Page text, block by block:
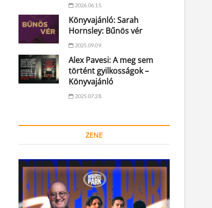
2026.06.15.
Könyvajánló: Sarah
Hornsley: Bűnös vér
2025.09.09.
Alex Pavesi: A meg sem
történt gyilkosságok –
Könyvajánló
2025.07.28.
ZENE